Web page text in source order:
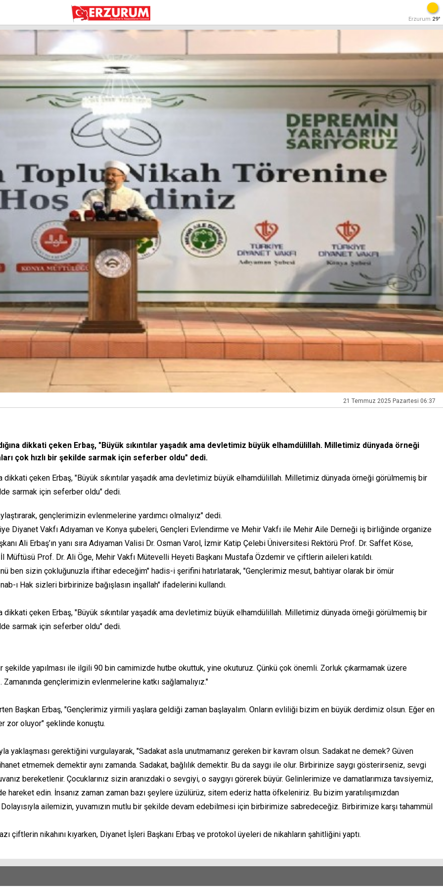
Erzurum 29°
21 Temmuz 2025 Pazartesi 06:37
dikkati çeken Erbaş, "Büyük sıkıntılar yaşadık ama devletimiz büyük elhamdülillah. Milletimiz dünyada örneği
çok hızlı bir şekilde sarmak için seferber oldu" dedi.
dikkati çeken Erbaş, "Büyük sıkıntılar yaşadık ama devletimiz büyük elhamdülillah. Milletimiz dünyada örneği görülmemiş bir
sarmak için seferber oldu" dedi.
gençlerimizin evlenmelerine yardımcı olmalıyız" dedi.
Diyanet Vakfı Adıyaman ve Konya şubeleri, Gençleri Evlendirme ve Mehir Vakfı ile Mehir Aile Derneği iş birliğinde organize
Ali Erbaş’ın yanı sıra Adıyaman Valisi Dr. Osman Varol, İzmir Katip Çelebi Üniversitesi Rektörü Prof. Dr. Saffet Köse,
Müftüsü Prof. Dr. Ali Öge, Mehir Vakfı Mütevelli Heyeti Başkanı Mustafa Özdemir ve çiftlerin aileleri katıldı.
ben sizin çokluğunuzla iftihar edeceğim" hadis-i şerifini hatırlatarak, "Gençlerimiz mesut, bahtiyar olarak bir ömür
ı Hak sizleri birbirinize bağışlasın inşallah" ifadelerini kullandı.
dikkati çeken Erbaş, "Büyük sıkıntılar yaşadık ama devletimiz büyük elhamdülillah. Milletimiz dünyada örneği görülmemiş bir
sarmak için seferber oldu" dedi.
yapılması ile ilgili 90 bin camimizde hutbe okuttuk, yine okuturuz. Çünkü çok önemli. Zorluk çıkarmamak üzere
gençlerimizin evlenmelerine katkı sağlamalıyız."
Başkan Erbaş, "Gençlerimiz yirmili yaşlara geldiği zaman başlayalım. Onların evliliği bizim en büyük derdimiz olsun. Eğer en
zor oluyor" şeklinde konuştu.
yaklaşması gerektiğini vurgulayarak, "Sadakat asla unutmamanız gereken bir kavram olsun. Sadakat ne demek? Güven
etmemek demektir aynı zamanda. Sadakat, bağlılık demektir. Bu da saygı ile olur. Birbirinize saygı gösterirseniz, sevgi
bereketlenir. Çocuklarınız sizin aranızdaki o sevgiyi, o saygıyı görerek büyür. Gelinlerimize ve damatlarımıza tavsiyemiz,
hareket edin. İnsanız zaman zaman bazı şeylere üzülürüz, sitem ederiz hatta öfkeleniriz. Bu bizim yaratılışımızdan
ailemizin, yuvamızın mutlu bir şekilde devam edebilmesi için birbirimize sabredeceğiz. Birbirimize karşı tahammül
çiftlerin nikahını kıyarken, Diyanet İşleri Başkanı Erbaş ve protokol üyeleri de nikahların şahitliğini yaptı.